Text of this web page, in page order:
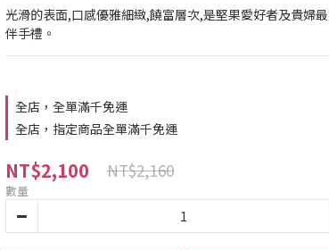
光滑的表面,口感優雅細緻,饒富層次,是堅果愛好者及貴婦
伴手禮。
全店，全單滿千免運
全店，指定商品全單滿千免運
NT$2,100 NT$2,160
數量